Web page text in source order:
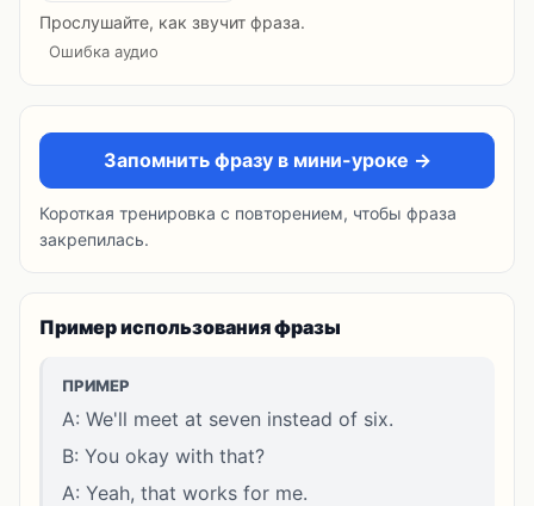
Прослушайте, как звучит фраза.
Ошибка аудио
Запомнить фразу в мини-уроке →
Короткая тренировка с повторением, чтобы фраза
закрепилась.
Пример использования фразы
ПРИМЕР
A: We'll meet at seven instead of six.
B: You okay with that?
A: Yeah, that works for me.